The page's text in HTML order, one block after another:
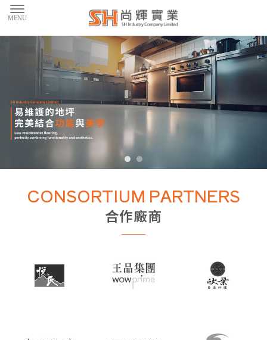
桃園EPOXY地坪
CONSORTIUM PARTNERS
合作廠商